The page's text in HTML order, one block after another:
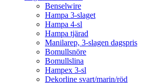
Benselwire
Hampa 3-slaget
Hampa 4-sl
Hampa tjärad
Manilarep, 3-slagen dagspris
Bomullsnöre
Bomullslina
Hampex 3-sl
Dekorline svart/marin/röd